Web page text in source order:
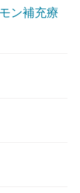
ン補充療